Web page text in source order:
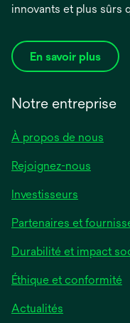
innovants et plus sûrs
En savoir plus
Notre entreprise
À propos de nous
Rejoignez-nous
Investisseurs
Partenaires et
Durabilité et impact
Éthique et conformité
Actualités